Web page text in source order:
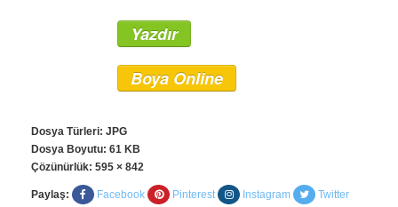
Yazdır
Boya Online
Dosya Türleri: JPG
Dosya Boyutu: 61 KB
Çözünürlük: 595 × 842
Paylaş: Facebook Pinterest Instagram Twitter